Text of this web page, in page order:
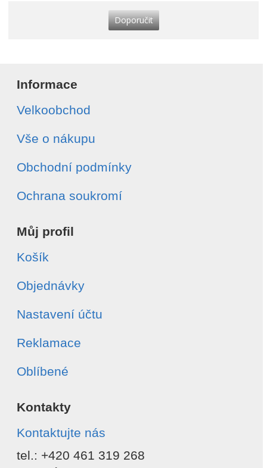
Doporučit
Informace
Velkoobchod
Vše o nákupu
Obchodní podmínky
Ochrana soukromí
Můj profil
Košík
Objednávky
Nastavení účtu
Reklamace
Oblíbené
Kontakty
Kontaktujte nás
tel.: +420 461 319 268